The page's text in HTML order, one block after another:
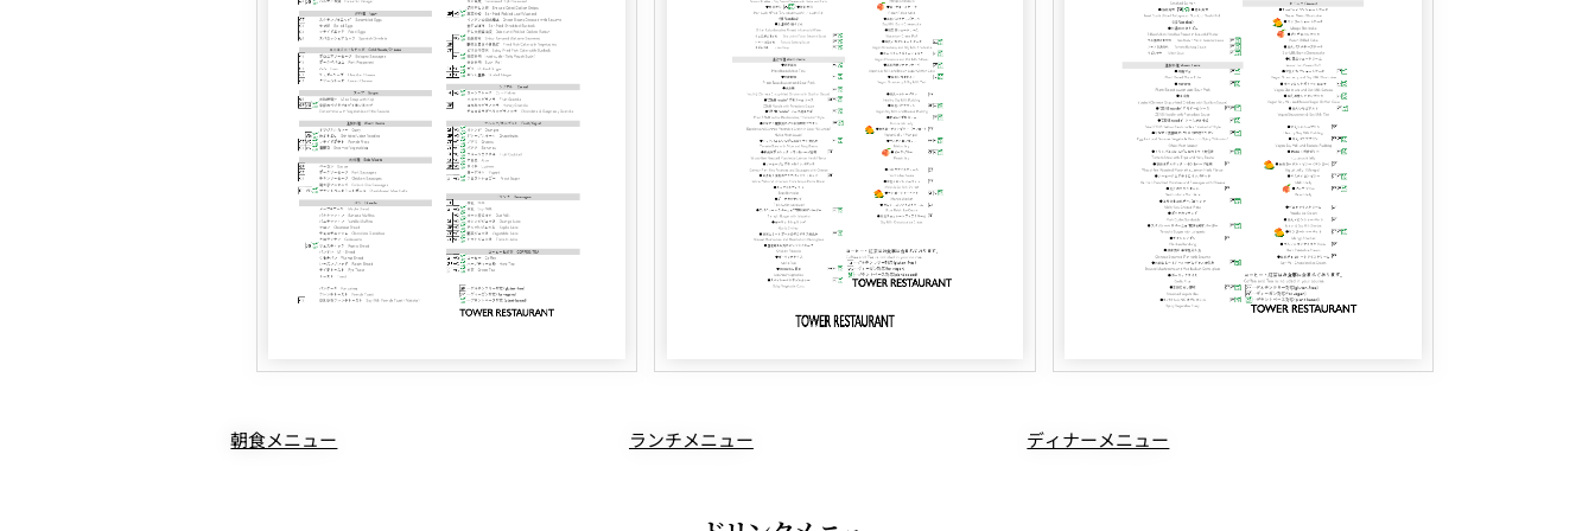
朝食メニュー ランチメニュー ディナーメニュー